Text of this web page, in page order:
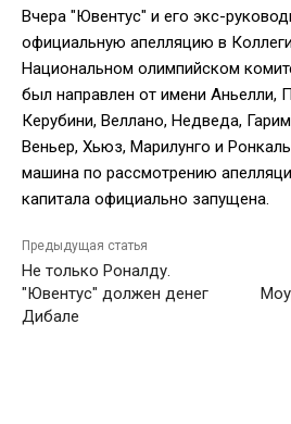
Вчера "Ювентус" и его экс-
официальную апелляцию в
Национальном олимпийском
был направлен от имени Аньелли,
Керубини, Веллано, Недведа,
Веньер, Хьюз, Марилунго и
машина по рассмотрению
капитала официально запущена.
Предыдущая статья
Не только Роналду.
"Ювентус" должен денег
Дибале